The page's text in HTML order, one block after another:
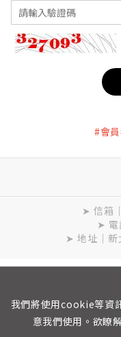
我們將使用cookie等資
意我們使用。欲瞭
#會
➤ 信箱
➤ 電
➤ 地址｜新
Copyright © 元上科